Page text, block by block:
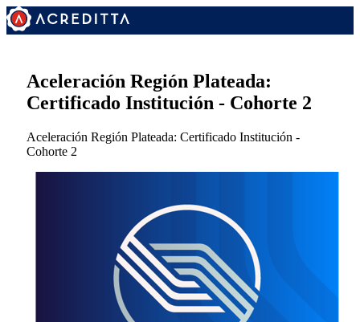
Aceleración Región Plateada:
Certificado Institución - Cohorte 2
Aceleración Región Plateada: Certificado Institución -
Cohorte 2